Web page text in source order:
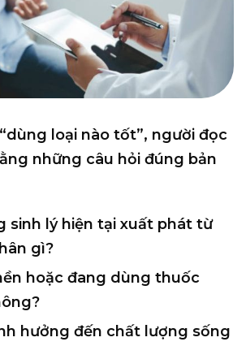
loại nào tốt”, người đọc
những câu hỏi đúng bản
sinh lý hiện tại xuất phát từ
gì?
hoặc đang dùng thuốc
hưởng đến chất lượng sống